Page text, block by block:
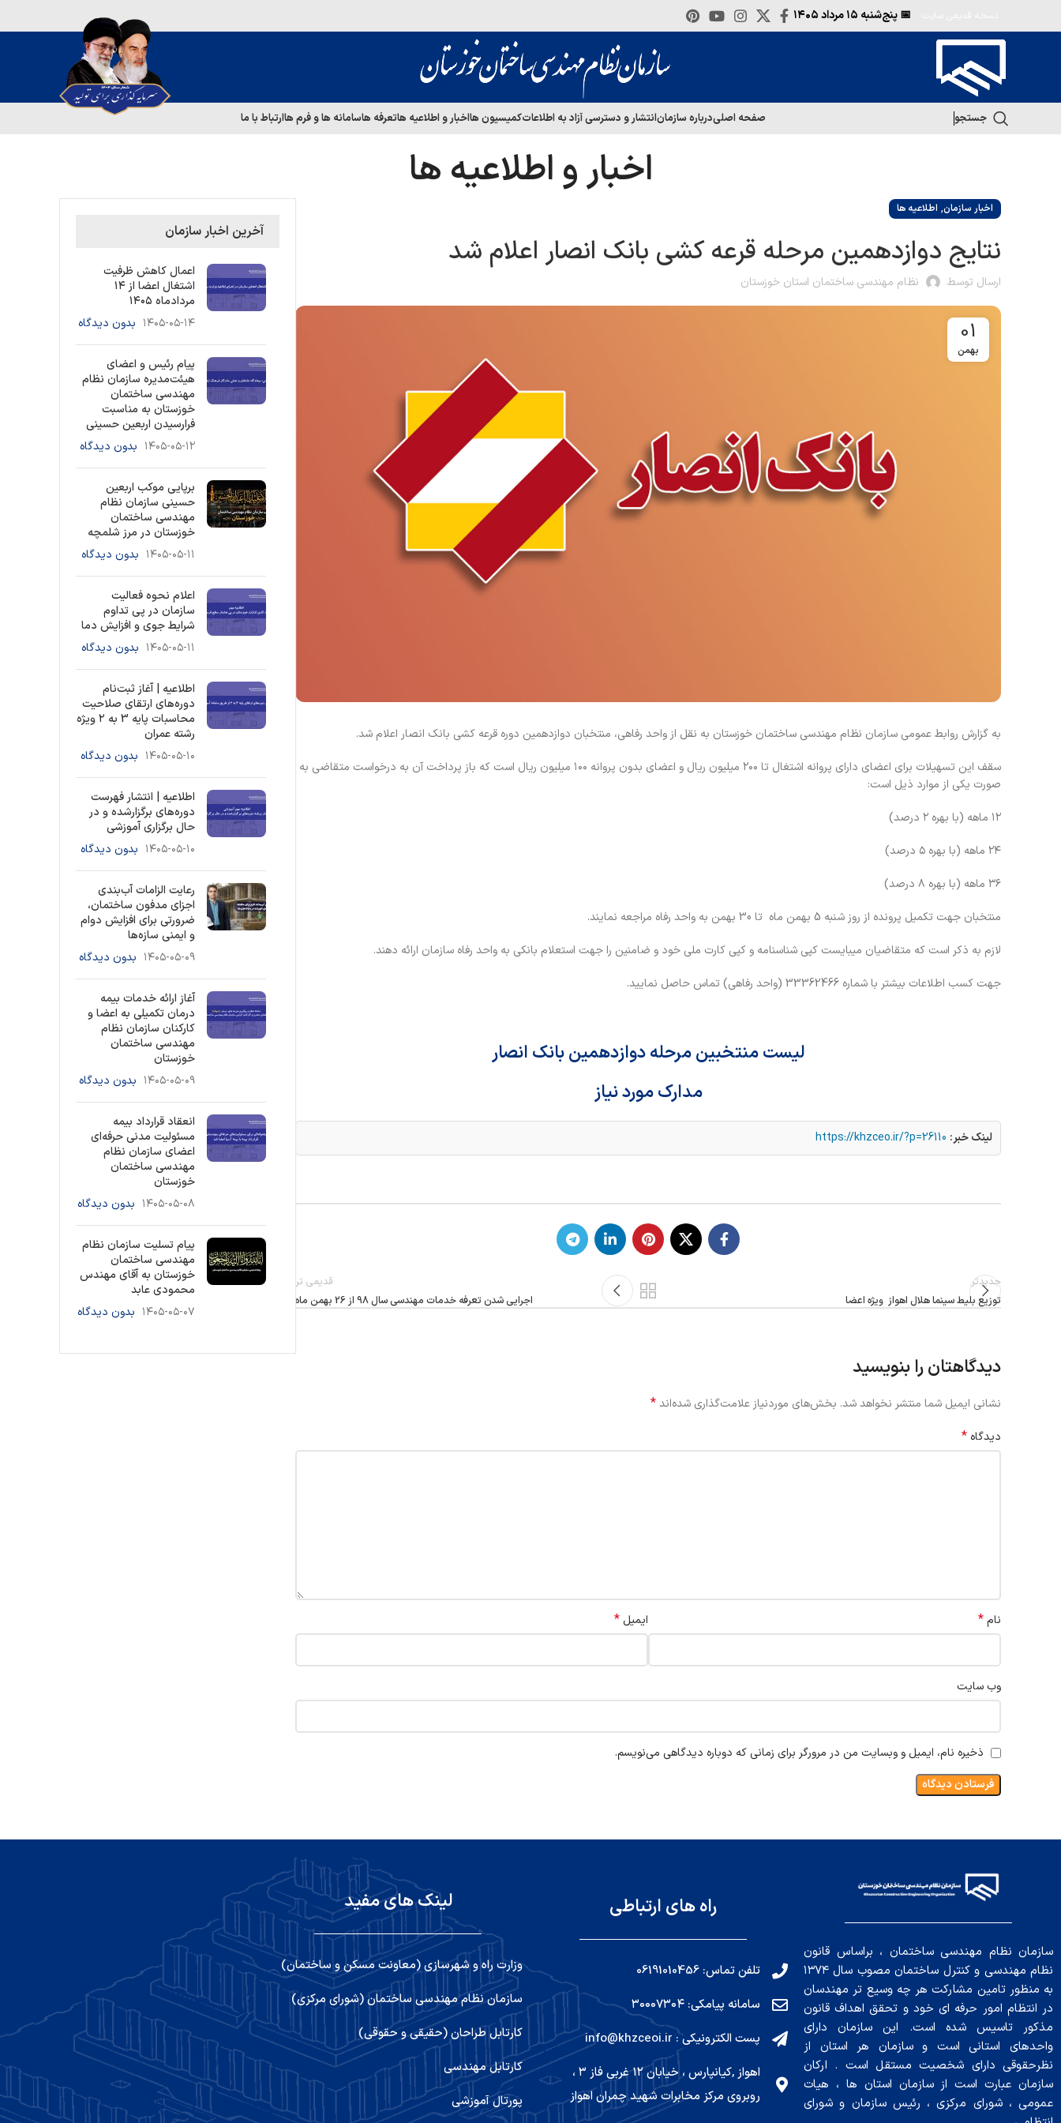
📅 پنج‌شنبه
جستجو صفحه اصلیدرباره سازمانانتشار و دسترسی آزاد به اطلاعاتکمیسیون هااخبار و اطلاعیه هاتعرفه هاسامانه ها و فرم هاارتباط با ما
اخبار و اطلاعیه ها
اخبار سازمان, اطلاعیه ها
نتایج دوازدهمین مرحله قرعه کشی بانک انصار اعلام شد
ارسال توسط نظام مهندسی ساختمان استان خوزستان
01
بهمن
به گزارش روابط عمومی سازمان نظام مهندسی ساختمان خوزستان به نقل از واحد رفاهی، منتخبان دوازدهمین دوره قرعه کشی بانک انصار اعلام شد.
سقف این تسهیلات برای اعضای دارای پروانه اشتغال تا ۲۰۰ میلیون ریال و اعضای بدون پروانه ۱۰۰ میلیون ریال است که باز پرداخت آن به درخواست متقاضی به
صورت یکی از موارد ذیل است:
۱۲ ماهه (با بهره ۲ درصد)
۲۴ ماهه (با بهره ۵ درصد)
۳۶ ماهه (با بهره ۸ درصد)
منتخبان جهت تکمیل پرونده از روز شنبه 5 بهمن ماه تا 30 بهمن به واحد رفاه مراجعه نمایند.
لازم به ذکر است که متقاضیان میبایست کپی شناسنامه و کپی کارت ملی خود و ضامنین را جهت استعلام بانکی به واحد رفاه سازمان ارائه دهند.
جهت کسب اطلاعات بیشتر با شماره 33362466 (واحد رفاهی) تماس حاصل نمایید.
لیست منتخبین مرحله دوازدهمین بانک انصار
مدارک مورد نیاز
لینک خبر: https://khzceo.ir/?p=26110
جدیدتر
توزیع بلیط سینما هلال اهواز ویژه اعضا
قدیمی تر
اجرایی شدن تعرفه خدمات مهندسی سال 98 از 26 بهمن ماه
دیدگاهتان را بنویسید
نشانی ایمیل شما منتشر نخواهد شد. بخش‌های موردنیاز علامت‌گذاری شده‌اند*
دیدگاه *
نام* ایمیل *
وب‌ سایت
ذخیره نام، ایمیل و وبسایت من در مرورگر برای زمانی که دوباره دیدگاهی می‌نویسم.
آخرین اخبار سازمان
اعمال کاهش ظرفیت
اشتغال اعضا از ۱۴
مردادماه ۱۴۰۵
۱۴۰۵-۰۵-۱۴ بدون دیدگاه
پیام رئیس و اعضای
هیئت‌مدیره سازمان نظام
مهندسی ساختمان
خوزستان به مناسبت
فرارسیدن اربعین حسینی
۱۴۰۵-۰۵-۱۲ بدون دیدگاه
برپایی موکب اربعین
حسینی سازمان نظام
مهندسی ساختمان
خوزستان در مرز شلمچه
۱۴۰۵-۰۵-۱۱ بدون دیدگاه
اعلام نحوه فعالیت
سازمان در پی تداوم
شرایط جوی و افزایش دما
۱۴۰۵-۰۵-۱۱ بدون دیدگاه
اطلاعیه | آغاز ثبت‌نام
دوره‌های ارتقای صلاحیت
محاسبات پایه 3 به ۲ ویژه
رشته عمران
۱۴۰۵-۰۵-۱۰ بدون دیدگاه
اطلاعیه | انتشار فهرست
دوره‌های برگزارشده و در
حال برگزاری آموزشی
۱۴۰۵-۰۵-۱۰ بدون دیدگاه
رعایت الزامات آب‌بندی
اجزای مدفون ساختمان،
ضرورتی برای افزایش دوام
و ایمنی سازه‌ها
۱۴۰۵-۰۵-۰۹ بدون دیدگاه
آغاز ارائه خدمات بیمه
درمان تکمیلی به اعضا و
کارکنان سازمان نظام
مهندسی ساختمان
خوزستان
۱۴۰۵-۰۵-۰۹ بدون دیدگاه
انعقاد قرارداد بیمه
مسئولیت مدنی حرفه‌ای
اعضای سازمان نظام
مهندسی ساختمان
خوزستان
۱۴۰۵-۰۵-۰۸ بدون دیدگاه
پیام تسلیت سازمان نظام
مهندسی ساختمان
خوزستان به آقای مهندس
محمودی عابد
۱۴۰۵-۰۵-۰۷ بدون دیدگاه
سازمان نظام مهندسی ساختمان ، براساس قانون
نظام مهندسی و کنترل ساختمان مصوب سال ۱۳۷۴
به منظور تامین مشارکت هر چه وسیع تر مهندسان
در انتظام امور حرفه ای خود و تحقق اهداف قانون
مذکور تاسیس شده است. این سازمان دارای
واحدهای استانی است و سازمان هر استان از
نظرحقوقی دارای شخصیت مستقل است . ارکان
سازمان عبارت است از سازمان استان ها ، هیات
عمومی ، شورای مرکزی ، رئیس سازمان و شورای
راه های ارتباطی
تلفن تماس: 06191010456
سامانه پیامکی: ۳۰۰۰۷۳۰۴
پست الکترونیکی : info@khzceoi.ir
اهواز ,کیانپارس ، خیابان ۱۲ غربی فاز ۳ ،
روبروی مرکز مخابرات شهید چمران اهواز
لینک های مفید
وزارت راه و شهرسازی (معاونت مسکن و ساختمان)
سازمان نظام مهندسی ساختمان (شورای مرکزی)
کارتابل طراحان (حقیقی و حقوقی)
کارتابل مهندسی
پورتال آموزشی